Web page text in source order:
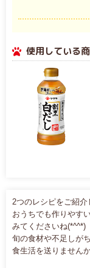
使用している
2つのレシピをご紹
おうちでも作りやす
みてくださいね(*^^*)
旬の食材や不足しが
食生活を送りません